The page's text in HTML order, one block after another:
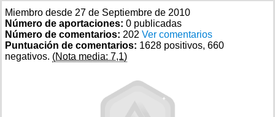
Miembro desde 27 de Septiembre de 2010
Número de aportaciones: 0 publicadas
Número de comentarios: 202 Ver comentarios
Puntuación de comentarios: 1628 positivos, 660
negativos. (Nota media: 7,1)